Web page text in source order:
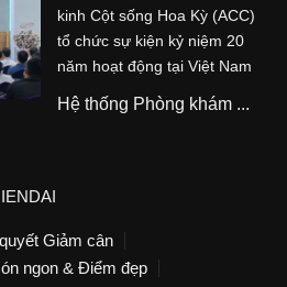
kinh Cột sống Hoa Kỳ (ACC)
tổ chức sự kiện kỷ niệm 20
năm hoạt động tại Việt Nam
Hệ thống Phòng khám ...
Giảm cân
ngon & Điểm đẹp